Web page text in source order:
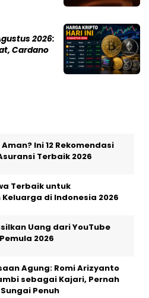
2026:
Cardano
Ini 12 Rekomendasi
Terbaik 2026
Terbaik untuk
di Indonesia 2026
Uang dari YouTube
2026
Agung: Romi Arizyanto
sebagai Kajari, Pernah
Penuh